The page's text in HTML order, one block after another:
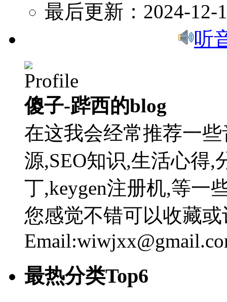
最后更新：2024-12-
听
傻子-跸西的blog
在这我会经常推荐一
源,SEO知识,生活心得,
丁,keygen注册机,等一
您感觉不错可以收藏
最热分类Top6